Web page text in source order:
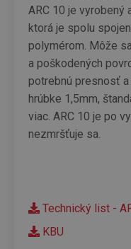
ARC 10 je vyrobený
ktorá je spolu
polymérom. Môže
a poškodených
potrebnú presnosť
hrúbke 1,5mm,
viac. ARC 10 je po
nezmršťuje sa.
Technický list -
KBU